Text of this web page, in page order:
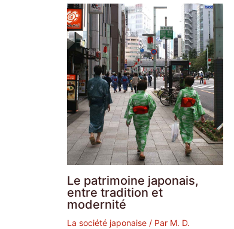
Le patrimoine japonais,
entre tradition et
modernité
La société japonaise / Par M. D.